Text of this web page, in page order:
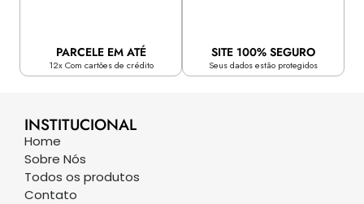
PARCELE EM ATÉ
12x Com cartões de crédito
SITE 100% SEGURO
Seus dados estão protegidos
INSTITUCIONAL
Home
Sobre Nós
Todos os produtos
Contato